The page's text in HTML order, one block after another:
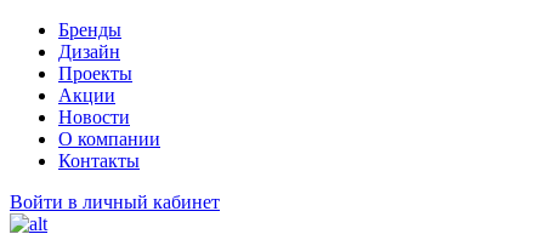
Бренды
Дизайн
Проекты
Акции
Новости
О компании
Контакты
Войти в личный кабинет